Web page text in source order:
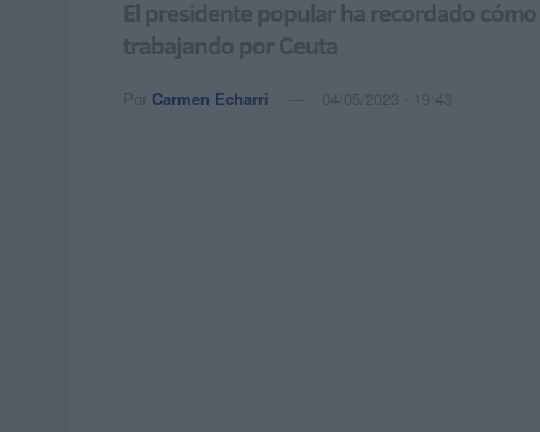
El presidente popular ha recordado
trabajando por Ceuta
Por Carmen Echarri 04/05/2023 - 19:43